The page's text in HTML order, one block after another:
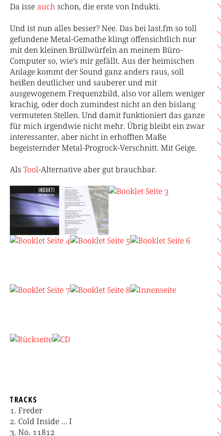
Da isseauchschon, die erste von Indukti.
Und ist nun alles besser? Nee. Das bei last.fm so toll
gefundene Metal-Gemathe klingt offensichtlich nur
mit den kleinen Brüllwürfeln an meinem Büro-
Computer so, wie’s mir gefällt. Aus der heimischen
Anlage kommt der Sound ganz anders raus, soll
heißen deutlicher und sauberer und mit
ausgewogenem Frequenzbild, also vor allem weniger
krachig, oder doch zumindest nicht an den bislang
vermuteten Stellen. Und damit funktioniert das ganze
für mich irgendwie nicht mehr. Übrig bleibt ein zwar
interessanter, aber nicht in erhofften Maße
begeisternder Metal-Progrock-Verschnitt. Mit Geige.
Als Tool-Alternative aber gut brauchbar.
TRACKS
Freder
Cold Inside … I
No. 11812